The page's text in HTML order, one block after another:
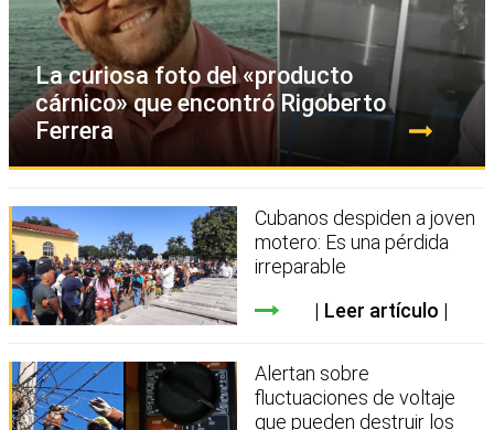
La curiosa foto del «producto
cárnico» que encontró Rigoberto
Ferrera
Cubanos despiden a joven
motero: Es una pérdida
irreparable
Leer artículo
Alertan sobre
fluctuaciones de voltaje
que pueden destruir los